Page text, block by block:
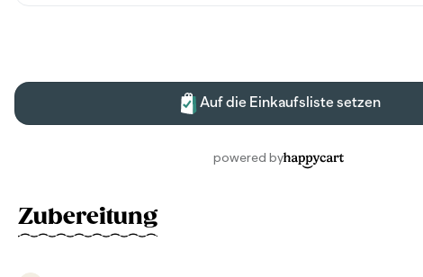
Zubereitung